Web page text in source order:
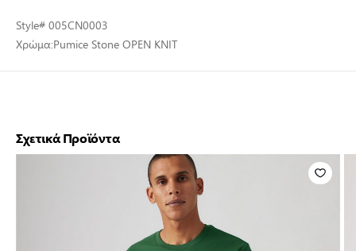
Style# 005CN0003
Χρώμα:Pumice Stone OPEN KNIT
Σχετικά Προϊόντα